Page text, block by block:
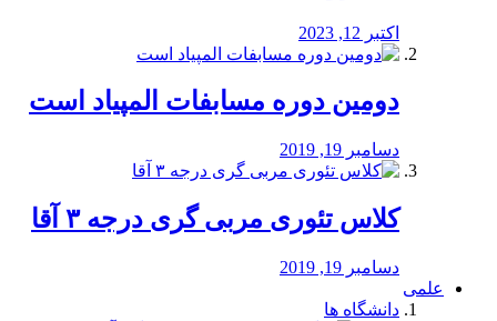
اکتبر 12, 2023
دومین دوره مسابفات المپیاد است
دسامبر 19, 2019
کلاس تئوری مربی گری درجه ۳ آقا
دسامبر 19, 2019
علمی
دانشگاه ها